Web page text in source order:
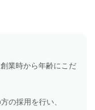
業時から年齢にこだ
の採用を行い、